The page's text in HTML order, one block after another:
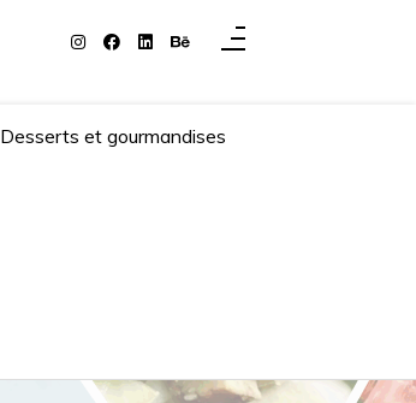
Desserts et gourmandises